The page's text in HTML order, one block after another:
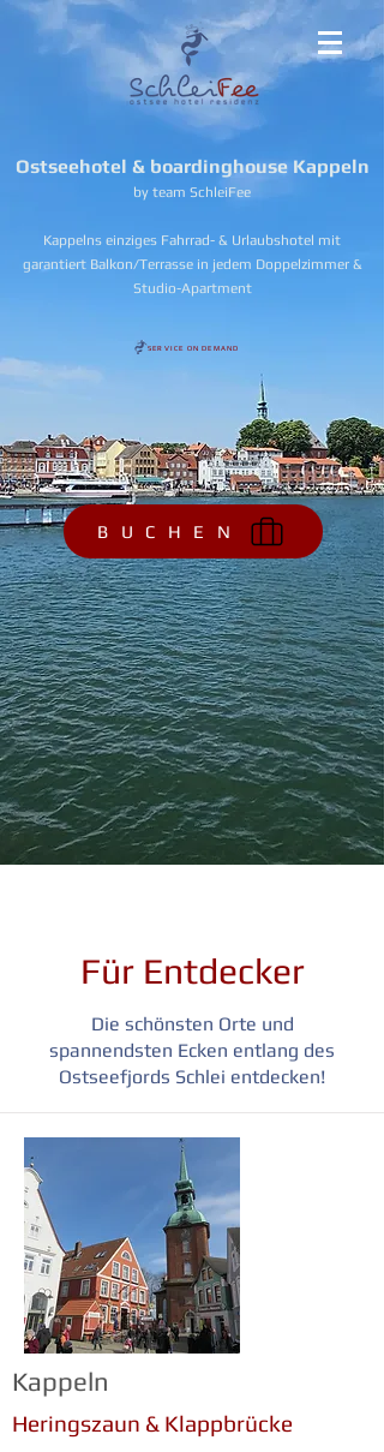
Ostseehotel & boardinghouse Kappeln
by team SchleiFee
Kappelns einziges Fahrrad- & Urlaubshotel mit
garantiert Balkon/Terrasse in jedem Doppelzimmer &
Studio-Apartment
SERVICE ON DEMAND
B U C H E N
Für Entdecker
Die schönsten Orte und
spannendsten Ecken entlang des
Ostseefjords Schlei entdecken!
Kappeln
Heringszaun & Klappbrücke